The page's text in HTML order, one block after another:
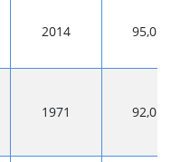
2014 95,0
1971 92,0